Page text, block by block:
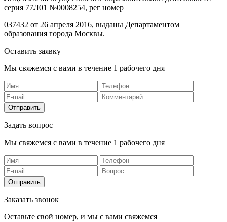
серия 77Л01 №0008254, рег номер
037432 от 26 апреля 2016, выданы Департаментом
образования города Москвы.
Оставить заявку
Мы свяжемся с вами в течение 1 рабочего дня
Отправить
Задать вопрос
Мы свяжемся с вами в течение 1 рабочего дня
Отправить
Заказать звонок
Оставьте свой номер, и мы с вами свяжемся